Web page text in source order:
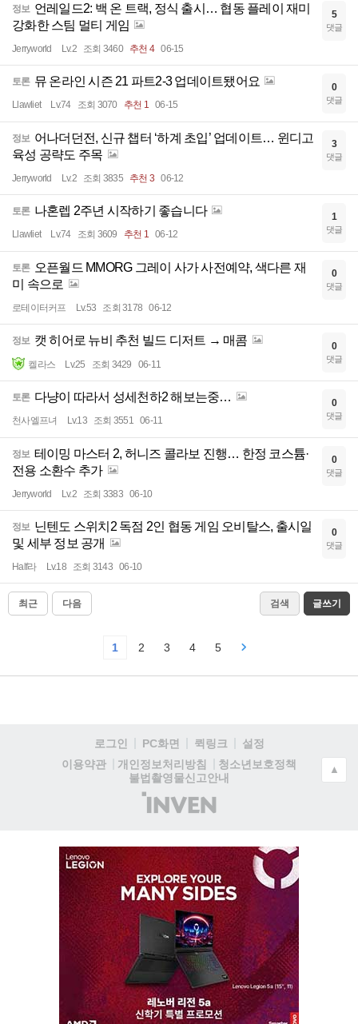
정보 언레일드2: 백 온 트랙, 정식 출시… 협동 플레이 재미
강화한 스팀 멀티 게임
Jerryworld Lv.2 조회 3460 추천 4 06-15
5
댓글
토론 뮤 온라인 시즌 21 파트2-3 업데이트됐어요
Llawliet Lv.74 조회 3070 추천 1 06-15
0
댓글
정보 어나더던전, 신규 챕터 ‘하계 초입’ 업데이트… 윈디고
육성 공략도 주목
Jerryworld Lv.2 조회 3835 추천 3 06-12
3
댓글
토론 나혼렙 2주년 시작하기 좋습니다
Llawliet Lv.74 조회 3609 추천 1 06-12
1
댓글
토론 오픈월드 MMORG 그레이 사가 사전예약, 색다른 재
미 속으로
로테이터커프 Lv.53 조회 3178 06-12
0
댓글
정보 캣 히어로 뉴비 추천 빌드 디저트 → 매콤
켈라스 Lv.25 조회 3429 06-11
0
댓글
토론 다냥이 따라서 성세천하2 해보는중…
천사엘프녀 Lv.13 조회 3551 06-11
0
댓글
정보 테이밍 마스터 2, 허니즈 콜라보 진행… 한정 코스튬·
전용 소환수 추가
Jerryworld Lv.2 조회 3383 06-10
0
댓글
정보 닌텐도 스위치2 독점 2인 협동 게임 오비탈스, 출시일
및 세부 정보 공개
Half라 Lv.18 조회 3143 06-10
0
댓글
최근 다음 검색 글쓰기
1 2 3 4 5
로그인 PC화면 퀵링크
설정
이용약관
개인정보처리방침
청소년보호정책
불법촬영물신고안내
(주)
인
▲